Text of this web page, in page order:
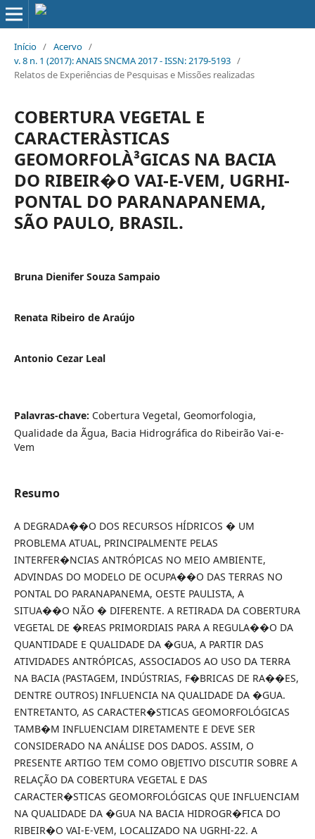
Início / Acervo /
v. 8 n. 1 (2017): ANAIS SNCMA 2017 - ISSN: 2179-5193 /
Relatos de Experiências de Pesquisas e Missões realizadas
COBERTURA VEGETAL E
CARACTERÀ­STICAS
GEOMORFOLÀ³GICAS NA BACIA
DO RIBEIR�O VAI-E-VEM, UGRHI-
PONTAL DO PARANAPANEMA,
SÃO PAULO, BRASIL.
Bruna Dienifer Souza Sampaio
Renata Ribeiro de Araújo
Antonio Cezar Leal
Palavras-chave: Cobertura Vegetal, Geomorfologia,
Qualidade da Ãgua, Bacia Hidrográfica do Ribeirão Vai-e-
Vem
Resumo
A DEGRADA��O DOS RECURSOS HÍDRICOS � UM
PROBLEMA ATUAL, PRINCIPALMENTE PELAS
INTERFER�NCIAS ANTRÓPICAS NO MEIO AMBIENTE,
ADVINDAS DO MODELO DE OCUPA��O DAS TERRAS NO
PONTAL DO PARANAPANEMA, OESTE PAULISTA, A
SITUA��O NÃO � DIFERENTE. A RETIRADA DA COBERTURA
VEGETAL DE �REAS PRIMORDIAIS PARA A REGULA��O DA
QUANTIDADE E QUALIDADE DA �GUA, A PARTIR DAS
ATIVIDADES ANTRÓPICAS, ASSOCIADOS AO USO DA TERRA
NA BACIA (PASTAGEM, INDÚSTRIAS, F�BRICAS DE RA��ES,
DENTRE OUTROS) INFLUENCIA NA QUALIDADE DA �GUA.
ENTRETANTO, AS CARACTER�STICAS GEOMORFOLÓGICAS
TAMB�M INFLUENCIAM DIRETAMENTE E DEVE SER
CONSIDERADO NA ANÁLISE DOS DADOS. ASSIM, O
PRESENTE ARTIGO TEM COMO OBJETIVO DISCUTIR SOBRE A
RELAÇÃO DA COBERTURA VEGETAL E DAS
CARACTER�STICAS GEOMORFOLÓGICAS QUE INFLUENCIAM
NA QUALIDADE DA �GUA NA BACIA HIDROGR�FICA DO
RIBEIR�O VAI-E-VEM, LOCALIZADO NA UGRHI-22. A